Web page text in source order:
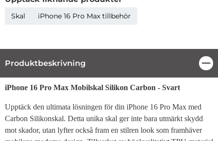
Skal iPhone 16 Pro Max tillbehör
Produktbeskrivning
Produktbeskrivning
iPhone 16 Pro Max Mobilskal Silikon Carbon - Svart
Upptäck den ultimata lösningen för din iPhone 16 Pro Max med
Carbon Silikonskal. Detta unika skal ger inte bara utmärkt skydd
mot skador, utan lyfter också fram en stilren look som framhäver